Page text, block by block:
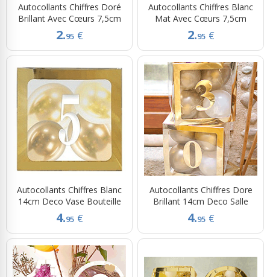
Autocollants Chiffres Doré
Brillant Avec Cœurs 7,5cm
2.95 €
Autocollants Chiffres Blanc
Mat Avec Cœurs 7,5cm
2.95 €
Autocollants Chiffres Blanc
14cm Deco Vase Bouteille
4.95 €
Autocollants Chiffres Dore
Brillant 14cm Deco Salle
4.95 €